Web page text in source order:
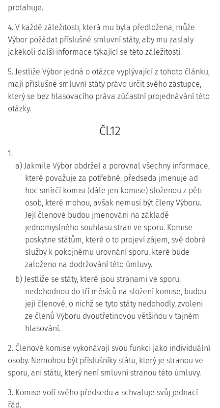
protahuje.
4. V každé záležitosti, která mu byla předložena, může
Výbor požádat příslušné smluvní státy, aby mu zaslaly
jakékoli další informace týkající se této záležitosti.
5. Jestliže Výbor jedná o otázce vyplývající z tohoto článku,
mají příslušné smluvní státy právo určit svého zástupce,
který se bez hlasovacího práva zúčastní projednávání této
otázky.
Čl.12
1.
a) Jakmile Výbor obdržel a porovnal všechny informace,
které považuje za potřebné, předseda jmenuje ad
hoc smírčí komisi (dále jen komise) složenou z pěti
osob, které mohou, avšak nemusí být členy Výboru.
Její členové budou jmenováni na základě
jednomyslného souhlasu stran ve sporu. Komise
poskytne státům, které o to projeví zájem, své dobré
služby k pokojnému urovnání sporu, které bude
založeno na dodržování této úmluvy.
b) Jestliže se státy, které jsou stranami ve sporu,
nedohodnou do tří měsíců na složení komise, budou
její členové, o nichž se tyto státy nedohodly, zvoleni
ze členů Výboru dvoutřetinovou většinou v tajném
hlasování.
2. Členové komise vykonávají svou funkci jako individuální
osoby. Nemohou být příslušníky státu, který je stranou ve
sporu, ani státu, který není smluvní stranou této úmluvy.
3. Komise volí svého předsedu a schvaluje svůj jednací
řád.